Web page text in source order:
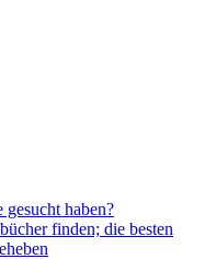
haben?
finden; die besten